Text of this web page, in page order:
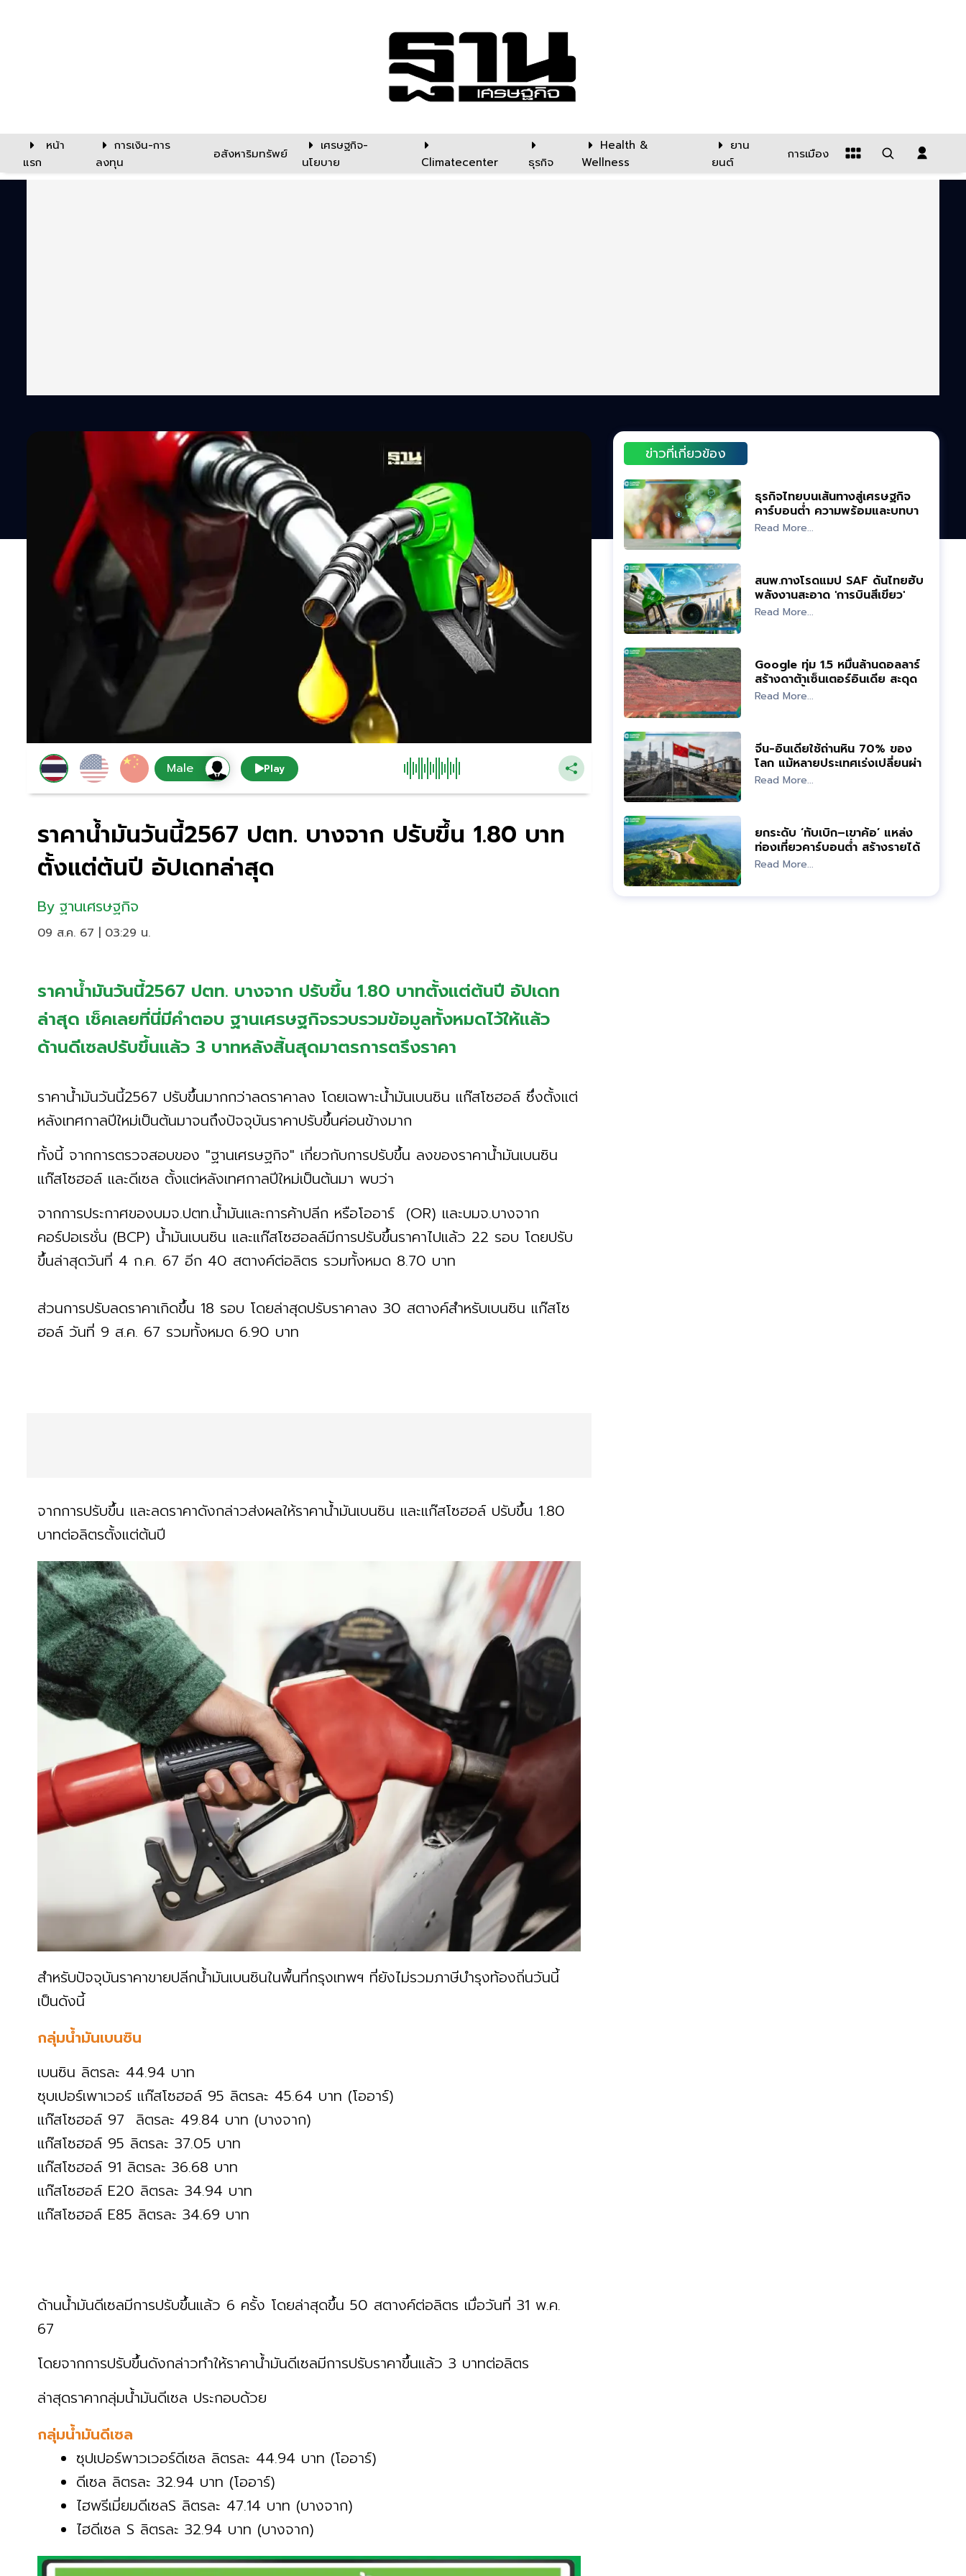
หน้า
แรก
การเงิน-การ
ลงทุน
อสังหาริมทรัพย์
เศรษฐกิจ-
นโยบาย
Climatecenter ธุรกิจ
Health &
Wellness
ยาน
ยนต์
การเมือง
Play
ราคาน้ำมันวันนี้2567 ปตท. บางจาก ปรับขึ้น 1.80 บาท
ตั้งแต่ต้นปี อัปเดทล่าสุด
By ฐานเศรษฐกิจ
09 ส.ค. 67 | 03:29 น.
ราคาน้ำมันวันนี้2567 ปตท. บางจาก ปรับขึ้น 1.80 บาทตั้งแต่ต้นปี อัปเดท
ล่าสุด เช็คเลยที่นี่มีคำตอบ ฐานเศรษฐกิจรวบรวมข้อมูลทั้งหมดไว้ให้แล้ว
ด้านดีเซลปรับขึ้นแล้ว 3 บาทหลังสิ้นสุดมาตรการตรึงราคา
ราคาน้ำมันวันนี้2567 ปรับขึ้นมากกว่าลดราคาลง โดยเฉพาะน้ำมันเบนซิน แก๊สโซฮอล์ ซึ่งตั้งแต่
หลังเทศกาลปีใหม่เป็นต้นมาจนถึงปัจจุบันราคาปรับขึ้นค่อนข้างมาก
ทั้งนี้ จากการตรวจสอบของ "ฐานเศรษฐกิจ" เกี่ยวกับการปรับขึ้น ลงของราคาน้ำมันเบนซิน
แก๊สโซฮอล์ และดีเซล ตั้งแต่หลังเทศกาลปีใหม่เป็นต้นมา พบว่า
จากการประกาศของบมจ.ปตท.น้ำมันและการค้าปลีก หรือโออาร์ (OR) และบมจ.บางจาก
คอร์ปอเรชั่น (BCP) น้ำมันเบนซิน และแก๊สโซฮอลล์มีการปรับขึ้นราคาไปแล้ว 22 รอบ โดยปรับ
ขึ้นล่าสุดวันที่ 4 ก.ค. 67 อีก 40 สตางค์ต่อลิตร รวมทั้งหมด 8.70 บาท
ส่วนการปรับลดราคาเกิดขึ้น 18 รอบ โดยล่าสุดปรับราคาลง 30 สตางค์สำหรับเบนซิน แก๊สโซ
ฮอล์ วันที่ 9 ส.ค. 67 รวมทั้งหมด 6.90 บาท
จากการปรับขึ้น และลดราคาดังกล่าวส่งผลให้ราคาน้ำมันเบนซิน และแก๊สโซฮอล์ ปรับขึ้น 1.80
บาทต่อลิตรตั้งแต่ต้นปี
สำหรับปัจจุบันราคาขายปลีกน้ำมันเบนซินในพื้นที่กรุงเทพฯ ที่ยังไม่รวมภาษีบำรุงท้องถิ่นวันนี้
เป็นดังนี้
กลุ่มน้ำมันเบนซิน
เบนซิน ลิตรละ 44.94 บาท
ซุบเปอร์เพาเวอร์ แก๊สโซฮอล์ 95 ลิตรละ 45.64 บาท (โออาร์)
แก๊สโซฮอล์ 97 ลิตรละ 49.84 บาท (บางจาก)
แก๊สโซฮอล์ 95 ลิตรละ 37.05 บาท
แก๊สโซฮอล์ 91 ลิตรละ 36.68 บาท
แก๊สโซฮอล์ E20 ลิตรละ 34.94 บาท
แก๊สโซฮอล์ E85 ลิตรละ 34.69 บาท
ด้านน้ำมันดีเซลมีการปรับขึ้นแล้ว 6 ครั้ง โดยล่าสุดขึ้น 50 สตางค์ต่อลิตร เมื่อวันที่ 31 พ.ค.
67
โดยจากการปรับขึ้นดังกล่าวทำให้ราคาน้ำมันดีเซลมีการปรับราคาขึ้นแล้ว 3 บาทต่อลิตร
ล่าสุดราคากลุ่มน้ำมันดีเซล ประกอบด้วย
กลุ่มน้ำมันดีเซล
ซุปเปอร์พาวเวอร์ดีเซล ลิตรละ 44.94 บาท (โออาร์)
ดีเซล ลิตรละ 32.94 บาท (โออาร์)
ไฮพรีเมี่ยมดีเซลS ลิตรละ 47.14 บาท (บางจาก)
ไฮดีเซล S ลิตรละ 32.94 บาท (บางจาก)
ข่าวที่เกี่ยวข้อง
ธุรกิจไทยบนเส้นทางสู่เศรษฐกิจ
คาร์บอนตํ่า ความพร้อมและบทบาท
ของ Transition Finance
Read More...
สนพ.กางโรดแมป SAF ดันไทยฮับ
พลังงานสะอาด 'การบินสีเขียว'
Read More...
Google ทุ่ม 1.5 หมื่นล้านดอลลาร์
สร้างดาต้าเซ็นเตอร์อินเดีย สะดุด
ข้อกังวลน้ำ-สัตว์ป่า
Read More...
จีน-อินเดียใช้ถ่านหิน 70% ของ
โลก แม้หลายประเทศเร่งเปลี่ยนผ่าน
พลังงาน
Read More...
ยกระดับ ‘ทับเบิก–เขาค้อ’ แหล่ง
ท่องเที่ยวคาร์บอนต่ำ สร้างรายได้คู่
สิ่งแวดล้อม
Read More...